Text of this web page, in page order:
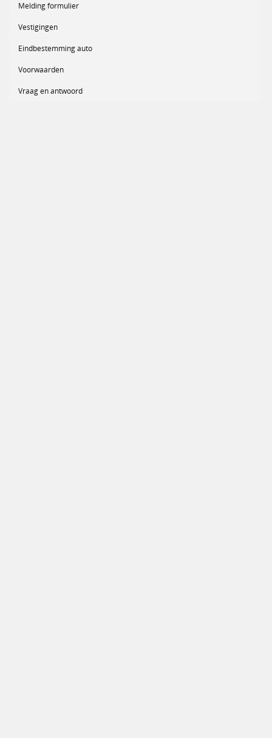
Melding formulier
Vestigingen
Eindbestemming auto
Voorwaarden
Vraag en antwoord